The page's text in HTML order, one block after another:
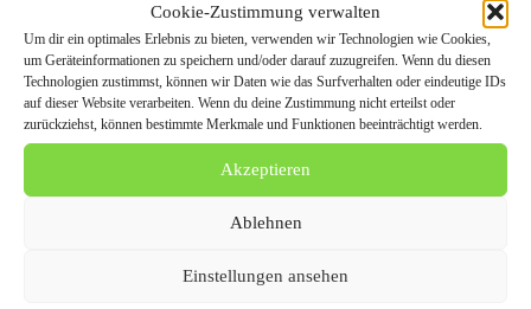
Cookie-Zustimmung verwalten
Um dir ein optimales Erlebnis zu bieten, verwenden wir Technologien wie Cookies,
um Geräteinformationen zu speichern und/oder darauf zuzugreifen. Wenn du diesen
Technologien zustimmst, können wir Daten wie das Surfverhalten oder eindeutige IDs
auf dieser Website verarbeiten. Wenn du deine Zustimmung nicht erteilst oder
zurückziehst, können bestimmte Merkmale und Funktionen beeinträchtigt werden.
Akzeptieren
Ablehnen
Einstellungen ansehen
https://www.auto-online-24.de/
info@auto-online-24.de
Themen zum Beitrag
Autoankauf Essen |
Seriöser Autoankauf in